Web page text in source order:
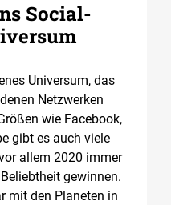
Social-
Universum, das
Netzwerken
wie Facebook,
gibt es auch viele
allem 2020 immer
gewinnen.
mit den Planeten in